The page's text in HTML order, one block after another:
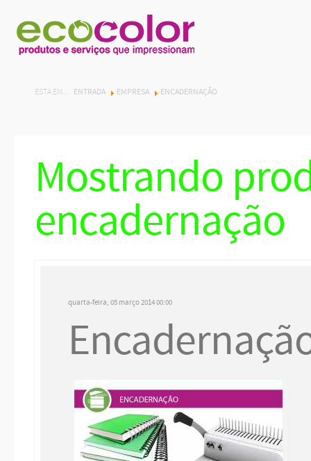
ESTÁ EM... ENTRADA EMPRESA ENCADERNAÇÃO
Mostrando
encadernação
quarta-feira, 05 março 2014 00:00